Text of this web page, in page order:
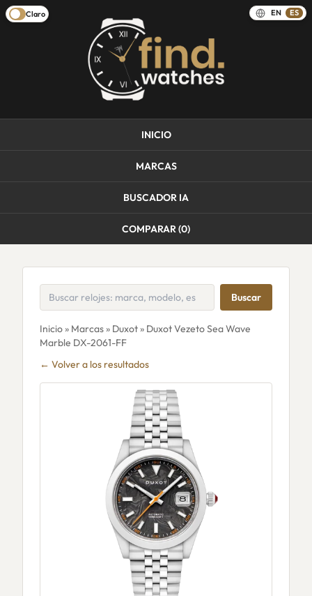
Claro EN ES
INICIO
MARCAS
BUSCADOR IA
COMPARAR (0)
Buscar
Inicio» Marcas» Duxot» Duxot Vezeto Sea Wave
Marble DX-2061-FF
← Volver a los resultados